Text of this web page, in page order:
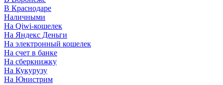
В Краснодаре
Наличными
На Qiwi-кошелек
На Яндекс Деньги
На электронный кошелек
На счет в банке
На сберкнижку
На Кукурузу
На Юнистрим